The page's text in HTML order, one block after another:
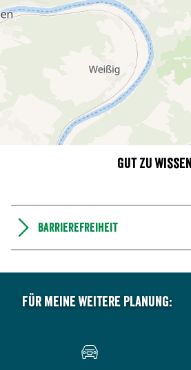
Gut zu wissen
Barrierefreiheit
Für meine weitere Planung: